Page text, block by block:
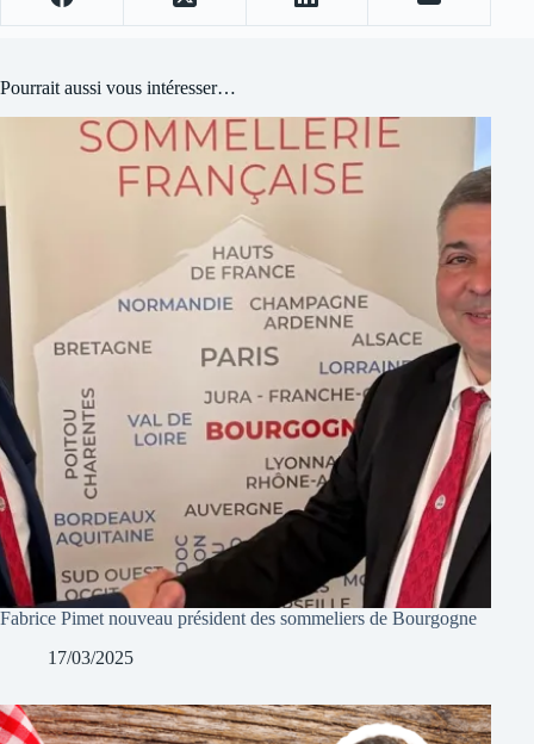
Pourrait aussi vous intéresser…
Fabrice Pimet nouveau président des sommeliers de Bourgogne
17/03/2025